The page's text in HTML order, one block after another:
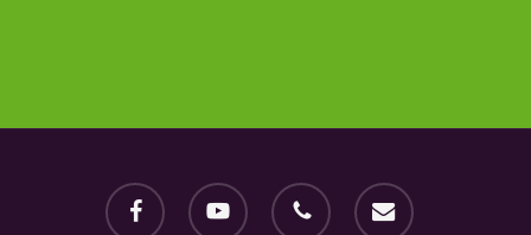
facebook youtube phone email